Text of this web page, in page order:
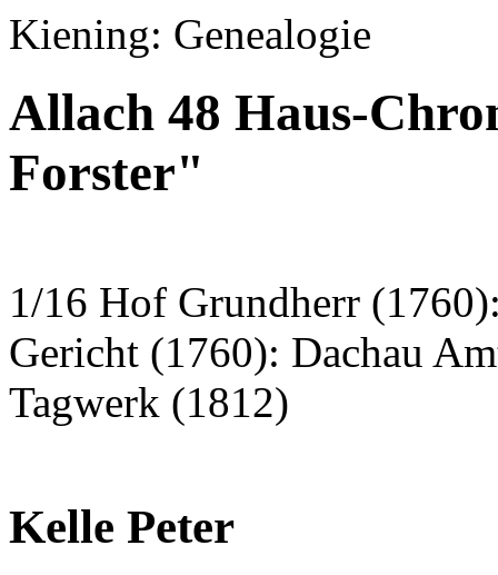
Kiening: Genealogie
Allach 48 Haus-
Forster"
1/16 Hof Grundherr
Gericht (1760): Dachau
Tagwerk (1812)
Kelle Peter